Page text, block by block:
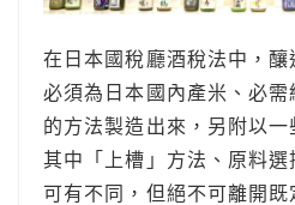
在日本國稅廳酒稅法中，
必須為日本國內產米、必需
的方法製造出來，另附以一
其中「上槽」方法、原料
可有不同，但絕不可離開既